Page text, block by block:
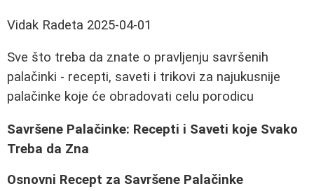
Vidak Radeta 2025-04-01
Sve što treba da znate o pravljenju savršenih
palačinki - recepti, saveti i trikovi za najukusnije
palačinke koje će obradovati celu porodicu
Savršene Palačinke: Recepti i Saveti koje Svako
Treba da Zna
Osnovni Recept za Savršene Palačinke